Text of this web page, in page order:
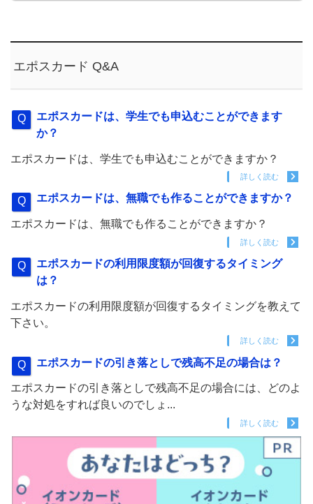
エポスカード Q&A
エポスカードは、学生でも申込むことができます
か？
エポスカードは、学生でも申込むことができますか？
詳しく読む
エポスカードは、無職でも作ることができますか？
エポスカードは、無職でも作ることができますか？
詳しく読む
エポスカードの利用限度額が回復するタイミング
は？
エポスカードの利用限度額が回復するタイミングを教えて
下さい。
詳しく読む
エポスカードの引き落としで残高不足の場合は？
エポスカードの引き落としで残高不足の場合には、どのよ
うな対処をすれば良いのでしょ...
詳しく読む